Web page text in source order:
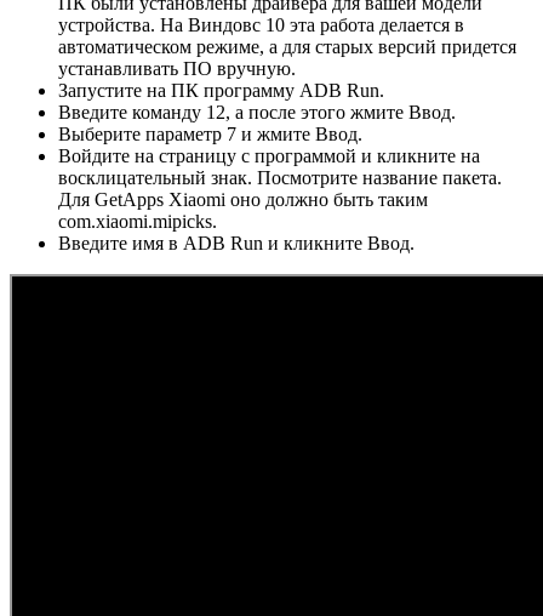
устройства. На Виндовс 10 эта работа делается в
автоматическом режиме, а для старых версий придется
устанавливать ПО вручную.
Запустите на ПК программу ADB Run.
Введите команду 12, а после этого жмите Ввод.
Выберите параметр 7 и жмите Ввод.
Войдите на страницу с программой и кликните на
восклицательный знак. Посмотрите название пакета.
Для GetApps Xiaomi оно должно быть таким
com.xiaomi.mipicks.
Введите имя в ADB Run и кликните Ввод.